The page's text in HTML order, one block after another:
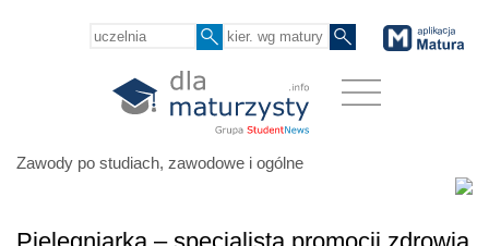
Zawody po studiach, zawodowe i ogólne